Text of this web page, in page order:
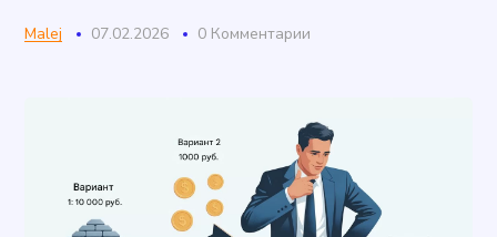
Malej 07.02.2026 0 Комментарии